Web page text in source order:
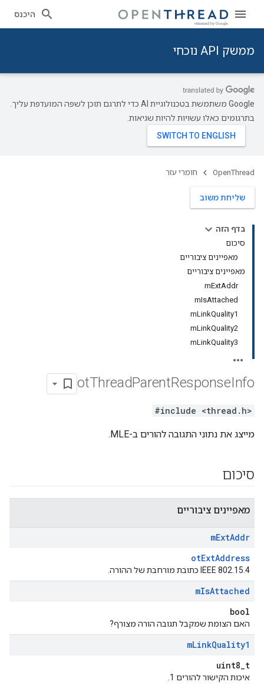
היכנס
ממשק API נוכחי
‫Google משתמשת בטכנולוגיית AI כדי לתרגם תוכן לשפה המועדפת עליך.
בתרגומים כאלו עשויות להיות שגיאות.
OpenThread חומרי עזר
שליחת משוב
בדף הזה
סיכום
מאפיינים ציבוריים
מאפיינים ציבוריים
mExtAddr
mIsAttached
mLinkQuality1
mLinkQuality2
mLinkQuality3
otThreadParentResponseInfo
#include <thread.h>
מייצג את נתוני התגובה להורים ב-MLE.
סיכום
מאפיינים ציבוריים
mExtAddr
otExtAddress
IEEE 802.15.4 כתובת מורחבת של ההורה.
mIsAttached
bool
האם הצומת שמקבל תגובה הורה מצורף?
mLinkQuality1
uint8_t
איכות הקישור להורים 1.